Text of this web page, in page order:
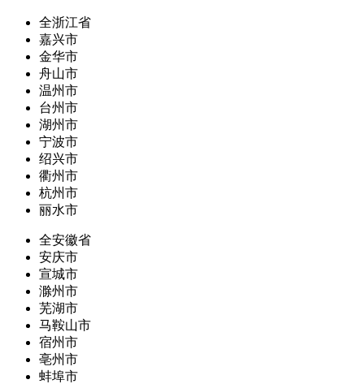
全浙江省
嘉兴市
金华市
舟山市
温州市
台州市
湖州市
宁波市
绍兴市
衢州市
杭州市
丽水市
全安徽省
安庆市
宣城市
滁州市
芜湖市
马鞍山市
宿州市
亳州市
蚌埠市